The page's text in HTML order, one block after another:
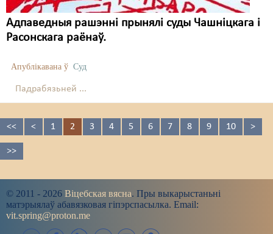
Адпаведныя рашэнні прынялі суды Чашніцкага і
Расонскага раёнаў.
Апублікавана ў Суд
Падрабязьней ...
<< < 1 2 3 4 5 6 7 8 9 10 >
>>
© 2011 - 2026 Віцебская вясна. Пры выкарыстаньні
матэрыялаў абавязковая гіпэрспасылка. Email:
vit.spring@proton.me